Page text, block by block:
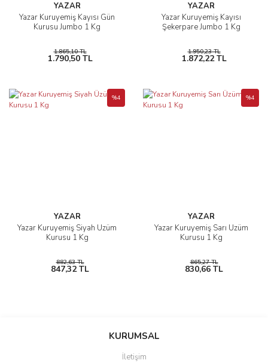
YAZAR
Yazar Kuruyemiş Kayısı Gün
Kurusu Jumbo 1 Kg
1.865,10 TL
1.790,50 TL
YAZAR
Yazar Kuruyemiş Kayısı
Şekerpare Jumbo 1 Kg
1.950,23 TL
1.872,22 TL
YAZAR
Yazar Kuruyemiş Siyah Üzüm
Kurusu 1 Kg
%4
882,63 TL
847,32 TL
YAZAR
Yazar Kuruyemiş Sarı Üzüm
Kurusu 1 Kg
%4
865,27 TL
830,66 TL
KURUMSAL
İletişim